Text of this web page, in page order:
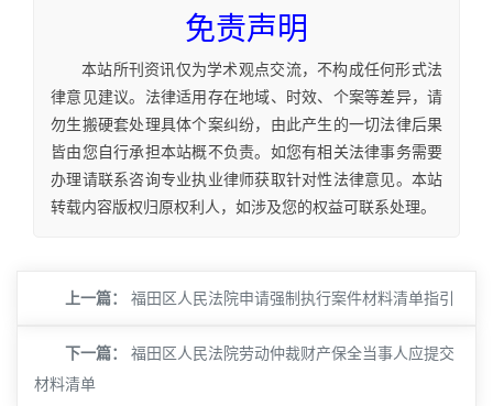
免责声明
本站所刊资讯仅为学术观点交流，不构成任何形式法
律意见建议。法律适用存在地域、时效、个案等差异，请
勿生搬硬套处理具体个案纠纷，由此产生的一切法律后果
皆由您自行承担本站概不负责。如您有相关法律事务需要
办理请联系咨询专业执业律师获取针对性法律意见。本站
转载内容版权归原权利人，如涉及您的权益可联系处理。
上一篇： 福田区人民法院申请强制执行案件材料清单指引
下一篇：
福田区人民法院劳动仲裁财产保全当事人应提交
材料清单